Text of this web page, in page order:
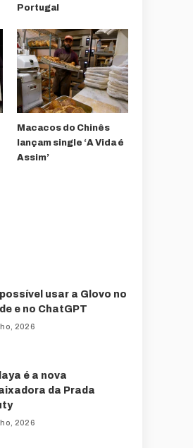
Portugal
Macacos do Chinês
lançam single ‘A Vida é
Assim’
usar a Glovo no
e no ChatGPT
2026
é a nova
da Prada
2026